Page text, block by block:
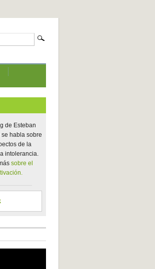
de Esteban
se habla sobre
de la
intolerancia.
sobre el